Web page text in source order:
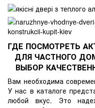
ГДЕ ПОСМОТРЕТЬ
ДЛЯ ЧАСТНОГО
ВЫБОР
Вам необходима
У нас в каталоге
любой вкус. Это